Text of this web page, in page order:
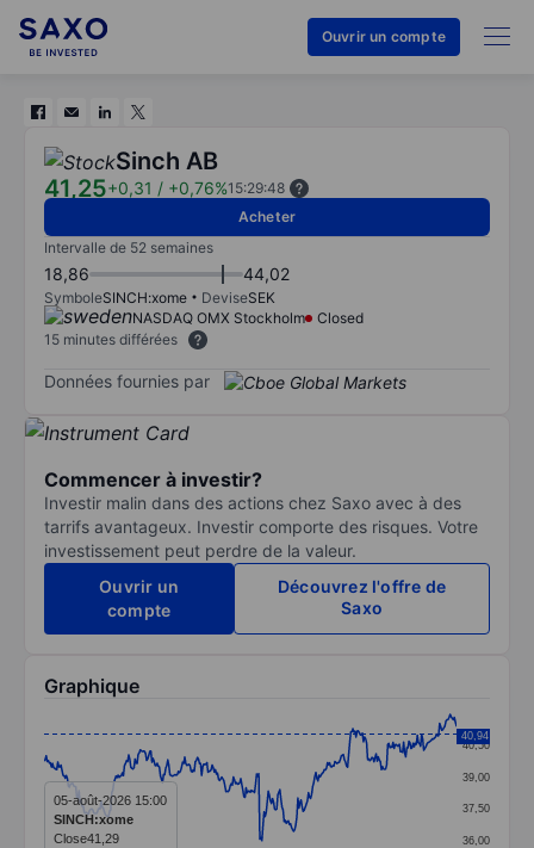
Ouvrir un compte
Sinch AB
41,25+0,31 / +0,76%15:29:48
Acheter
Intervalle de 52 semaines
18,86 44,02
SymboleSINCH:xome DeviseSEK
NASDAQ OMX Stockholm
Closed
15 minutes différées
Données fournies par
Commencer à investir?
Investir malin dans des actions chez Saxo avec à des
tarrifs avantageux. Investir comporte des risques. Votre
investissement peut perdre de la valeur.
Ouvrir un
compte
Découvrez l'offre de
Saxo
Graphique
Line chart with 391 data points.
The chart has 1 X axis displaying categories.
The chart has 1 Y axis displaying values. Data36,00
37,50
39,00
40,50
40,94
05-août-2026 15:00
SINCH:xome
Close41,29